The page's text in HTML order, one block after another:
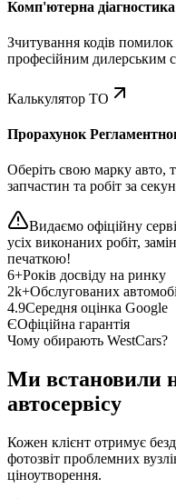
Комп'ютерна діагностика
Зчитування кодів помилок
професійним дилерським
Калькулятор ТО
Прорахунок
Оберіть свою марку авто,
запчастин та робіт за
Видаємо офіційну
усіх виконаних робіт,
печаткою!
6+Років досвіду на ринку
2k+Обслугованих
4.9Середня оцінка Google
ЄОфіційна гарантія
Чому обирають WestCars?
Ми встановили
автосервісу
Кожен клієнт отримує
фотозвіт проблемних
ціноутворення.